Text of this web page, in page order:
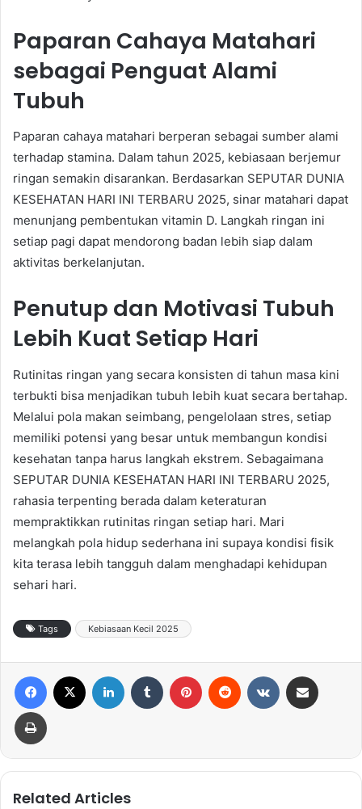
Paparan Cahaya Matahari
sebagai Penguat Alami
Tubuh
Paparan cahaya matahari berperan sebagai sumber alami
terhadap stamina. Dalam tahun 2025, kebiasaan berjemur
ringan semakin disarankan. Berdasarkan SEPUTAR DUNIA
KESEHATAN HARI INI TERBARU 2025, sinar matahari dapat
menunjang pembentukan vitamin D. Langkah ringan ini
setiap pagi dapat mendorong badan lebih siap dalam
aktivitas berkelanjutan.
Penutup dan Motivasi Tubuh
Lebih Kuat Setiap Hari
Rutinitas ringan yang secara konsisten di tahun masa kini
terbukti bisa menjadikan tubuh lebih kuat secara bertahap.
Melalui pola makan seimbang, pengelolaan stres, setiap
memiliki potensi yang besar untuk membangun kondisi
kesehatan tanpa harus langkah ekstrem. Sebagaimana
SEPUTAR DUNIA KESEHATAN HARI INI TERBARU 2025,
rahasia terpenting berada dalam keteraturan
mempraktikkan rutinitas ringan setiap hari. Mari
melangkah pola hidup sederhana ini supaya kondisi fisik
kita terasa lebih tangguh dalam menghadapi kehidupan
sehari hari.
Tags Kebiasaan Kecil 2025
Related Articles